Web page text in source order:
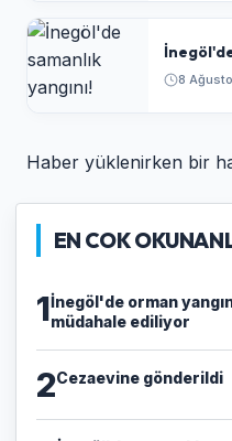
8
Haber yüklenirken bir
EN COK
1İnegöl'de orman
müdahale ediliyor
2Cezaevine gönderildi